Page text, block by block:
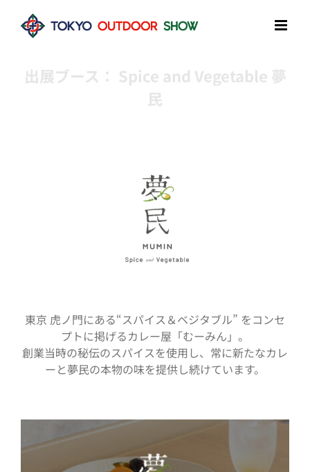
content
出展ブース： Spice and Vegetable 夢
民
東京 虎ノ門にある“スパイス＆ベジタブル” をコンセ
プトに掲げるカレー屋「むーみん」。
創業当時の秘伝のスパイスを使用し、常に新たなカレ
ーと夢民の本物の味を提供し続けています。